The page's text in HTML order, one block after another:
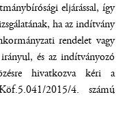
eljárással, így
ha az indítvány
rendelet vagy
és az indítványozó
hivatkozva kéri a
2015/4. számú